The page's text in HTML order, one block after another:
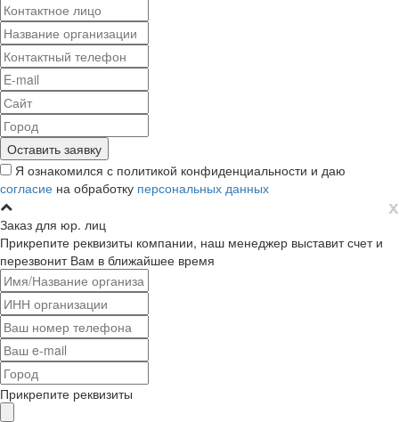
Я ознакомился с политикой конфиденциальности и даю
согласие на обработку персональных данных
х
Заказ для юр. лиц
Прикрепите реквизиты компании, наш менеджер выставит счет и
перезвонит Вам в ближайшее время
Прикрепите реквизиты